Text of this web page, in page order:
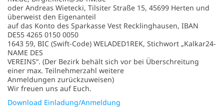
oder Andreas Wietecki, Tilsiter Straße 15, 45699 Herten und
überweist den Eigenanteil
auf das Konto des Sparkasse Vest Recklinghausen, IBAN
DE55 4265 0150 0050
1643 59, BIC (Swift-Code) WELADED1REK, Stichwort „Kalkar24-
NAME DES
VEREINS“. (Der Bezirk behält sich vor bei Überschreitung
einer max. Teilnehmerzahl weitere
Anmeldungen zurückzuweisen)
Wir freuen uns auf Euch.
Download Einladung/Anmeldung